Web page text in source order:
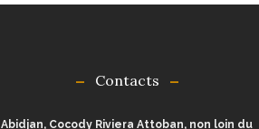
Contacts
Abidjan, Cocody Riviera Attoban, non loin du